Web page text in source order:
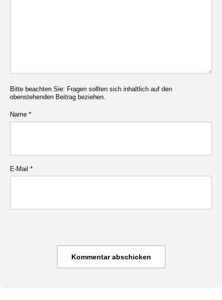
Bitte beachten Sie: Fragen sollten sich inhaltlich auf den
obenstehenden Beitrag beziehen.
Name *
E-Mail *